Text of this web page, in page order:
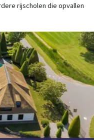
rijscholen die opvallen